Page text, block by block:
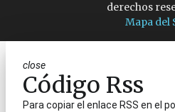
derechos
Mapa del
close
Código Rss
Para copiar el enlace RSS en el